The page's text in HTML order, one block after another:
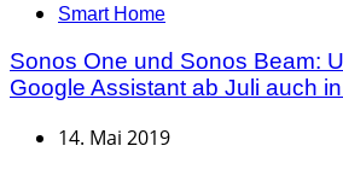
Smart Home
Sonos One und Sonos Beam:
Google Assistant ab Juli auch
14. Mai 2019